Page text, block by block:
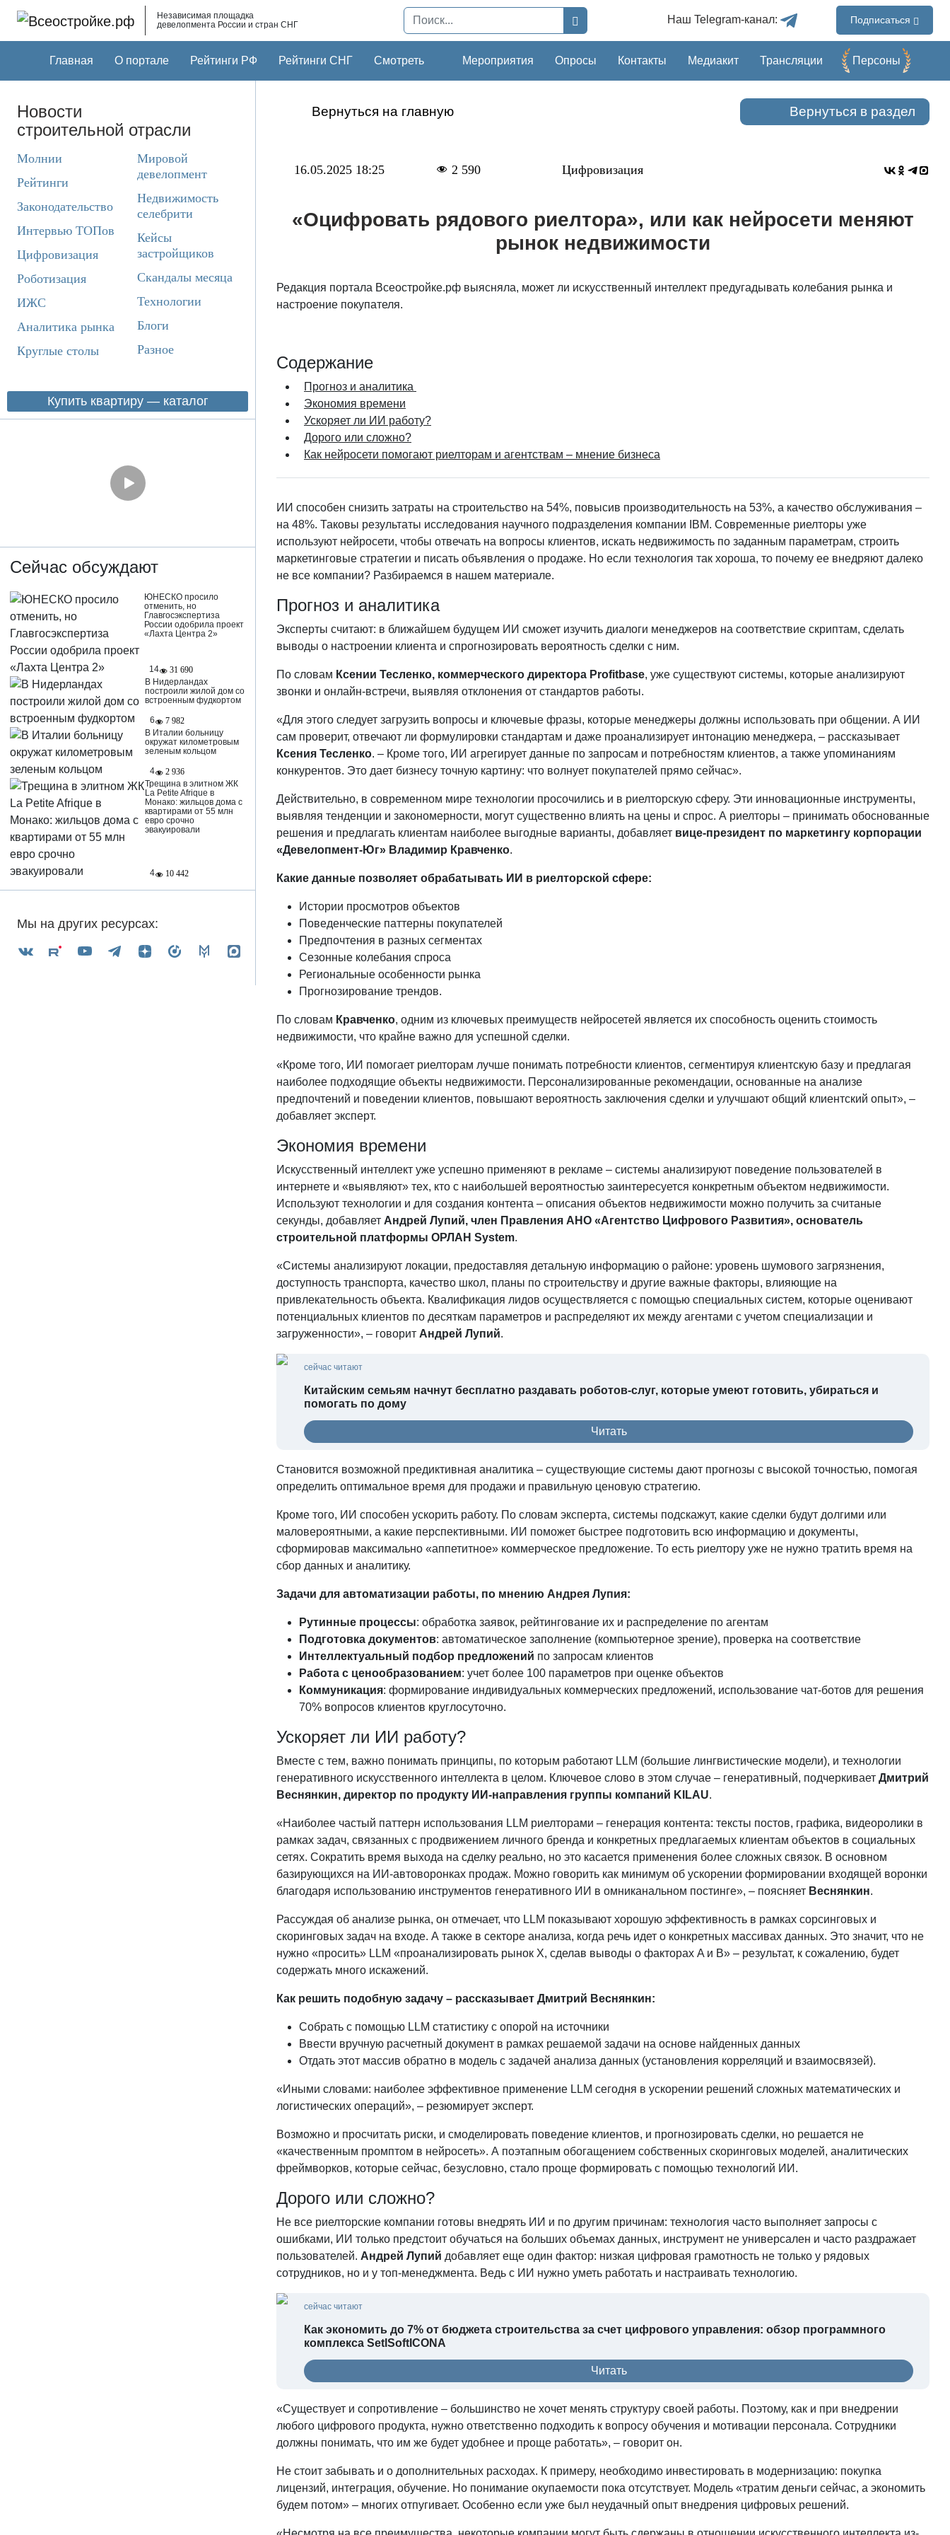
Независимая площадка
девелопмента России и стран СНГ
Наш Telegram-канал: Подписаться
Главная О портале Рейтинги РФ Рейтинги СНГ Смотреть Мероприятия Опросы Контакты Медиакит Трансляции Перcоны
Новости
строительной отрасли
Молнии
Рейтинги
Законодательство
Интервью ТОПов
Цифровизация
Роботизация
ИЖС
Аналитика рынка
Круглые столы
Мировой
девелопмент
Недвижимость
селебрити
Кейсы
застройщиков
Скандалы месяца
Технологии
Блоги
Разное
Купить квартиру — каталог
Сейчас обсуждают
ЮНЕСКО просило
отменить, но
Главгосэкспертиза
России одобрила проект
«Лахта Центра 2»
14
31 690
В Нидерландах
построили жилой дом со
встроенным фудкортом
6
7 982
В Италии больницу
окружат километровым
зеленым кольцом
4
2 936
Трещина в элитном ЖК
La Petite Afrique в
Монако: жильцов дома с
квартирами от 55 млн
евро срочно
эвакуировали
4 10 442
Мы на других ресурсах:
Вернуться на главную Вернуться в раздел
16.05.2025 18:25 2 590 Цифровизация
«Оцифровать рядового риелтора», или как нейросети меняют
рынок недвижимости
Редакция портала Всеостройке.рф выясняла, может ли искусственный интеллект предугадывать колебания рынка и
настроение покупателя.
Содержание
Прогноз и аналитика
Экономия времени
Ускоряет ли ИИ работу?
Дорого или сложно?
Как нейросети помогают риелторам и агентствам – мнение бизнеса
ИИ способен снизить затраты на строительство на 54%, повысив производительность на 53%, а качество обслуживания –
на 48%. Таковы результаты исследования научного подразделения компании IBM. Современные риелторы уже
используют нейросети, чтобы отвечать на вопросы клиентов, искать недвижимость по заданным параметрам, строить
маркетинговые стратегии и писать объявления о продаже. Но если технология так хороша, то почему ее внедряют далеко
не все компании? Разбираемся в нашем материале.
Прогноз и аналитика
Эксперты считают: в ближайшем будущем ИИ сможет изучить диалоги менеджеров на соответствие скриптам, сделать
выводы о настроении клиента и спрогнозировать вероятность сделки с ним.
По словам Ксении Тесленко, коммерческого директора Profitbase, уже существуют системы, которые анализируют
звонки и онлайн-встречи, выявляя отклонения от стандартов работы.
«Для этого следует загрузить вопросы и ключевые фразы, которые менеджеры должны использовать при общении. А ИИ
сам проверит, отвечают ли формулировки стандартам и даже проанализирует интонацию менеджера, – рассказывает
Ксения Тесленко. – Кроме того, ИИ агрегирует данные по запросам и потребностям клиентов, а также упоминаниям
конкурентов. Это дает бизнесу точную картину: что волнует покупателей прямо сейчас».
Действительно, в современном мире технологии просочились и в риелторскую сферу. Эти инновационные инструменты,
выявляя тенденции и закономерности, могут существенно влиять на цены и спрос. А риелторы – принимать обоснованные
решения и предлагать клиентам наиболее выгодные варианты, добавляет вице-президент по маркетингу корпорации
«Девелопмент-Юг» Владимир Кравченко.
Какие данные позволяет обрабатывать ИИ в риелторской сфере:
Истории просмотров объектов
Поведенческие паттерны покупателей
Предпочтения в разных сегментах
Сезонные колебания спроса
Региональные особенности рынка
Прогнозирование трендов.
По словам Кравченко, одним из ключевых преимуществ нейросетей является их способность оценить стоимость
недвижимости, что крайне важно для успешной сделки.
«Кроме того, ИИ помогает риелторам лучше понимать потребности клиентов, сегментируя клиентскую базу и предлагая
наиболее подходящие объекты недвижимости. Персонализированные рекомендации, основанные на анализе
предпочтений и поведении клиентов, повышают вероятность заключения сделки и улучшают общий клиентский опыт», –
добавляет эксперт.
Экономия времени
Искусственный интеллект уже успешно применяют в рекламе – системы анализируют поведение пользователей в
интернете и «выявляют» тех, кто с наибольшей вероятностью заинтересуется конкретным объектом недвижимости.
Используют технологии и для создания контента – описания объектов недвижимости можно получить за считаные
секунды, добавляет Андрей Лупий, член Правления АНО «Агентство Цифрового Развития», основатель
строительной платформы ОРЛАН System.
«Системы анализируют локации, предоставляя детальную информацию о районе: уровень шумового загрязнения,
доступность транспорта, качество школ, планы по строительству и другие важные факторы, влияющие на
привлекательность объекта. Квалификация лидов осуществляется с помощью специальных систем, которые оценивают
потенциальных клиентов по десяткам параметров и распределяют их между агентами с учетом специализации и
загруженности», – говорит Андрей Лупий.
сейчас читают
Китайским семьям начнут бесплатно раздавать роботов-слуг, которые умеют готовить, убираться и
помогать по дому
Читать
Становится возможной предиктивная аналитика – существующие системы дают прогнозы с высокой точностью, помогая
определить оптимальное время для продажи и правильную ценовую стратегию.
Кроме того, ИИ способен ускорить работу. По словам эксперта, системы подскажут, какие сделки будут долгими или
маловероятными, а какие перспективными. ИИ поможет быстрее подготовить всю информацию и документы,
сформировав максимально «аппетитное» коммерческое предложение. То есть риелтору уже не нужно тратить время на
сбор данных и аналитику.
Задачи для автоматизации работы, по мнению Андрея Лупия:
Рутинные процессы: обработка заявок, рейтингование их и распределение по агентам
Подготовка документов: автоматическое заполнение (компьютерное зрение), проверка на соответствие
Интеллектуальный подбор предложений по запросам клиентов
Работа с ценообразованием: учет более 100 параметров при оценке объектов
Коммуникация: формирование индивидуальных коммерческих предложений, использование чат-ботов для решения
70% вопросов клиентов круглосуточно.
Ускоряет ли ИИ работу?
Вместе с тем, важно понимать принципы, по которым работают LLM (большие лингвистические модели), и технологии
генеративного искусственного интеллекта в целом. Ключевое слово в этом случае – генеративный, подчеркивает Дмитрий
Веснянкин, директор по продукту ИИ-направления группы компаний KILAU.
«Наиболее частый паттерн использования LLM риелторами – генерация контента: тексты постов, графика, видеоролики в
рамках задач, связанных с продвижением личного бренда и конкретных предлагаемых клиентам объектов в социальных
сетях. Сократить время выхода на сделку реально, но это касается применения более сложных связок. В основном
базирующихся на ИИ-автоворонках продаж. Можно говорить как минимум об ускорении формировании входящей воронки
благодаря использованию инструментов генеративного ИИ в омниканальном постинге», – поясняет Веснянкин.
Рассуждая об анализе рынка, он отмечает, что LLM показывают хорошую эффективность в рамках сорсинговых и
скоринговых задач на входе. А также в секторе анализа, когда речь идет о конкретных массивах данных. Это значит, что не
нужно «просить» LLM «проанализировать рынок X, сделав выводы о факторах A и B» – результат, к сожалению, будет
содержать много искажений.
Как решить подобную задачу – рассказывает Дмитрий Веснянкин:
Собрать с помощью LLM статистику с опорой на источники
Ввести вручную расчетный документ в рамках решаемой задачи на основе найденных данных
Отдать этот массив обратно в модель с задачей анализа данных (установления корреляций и взаимосвязей).
«Иными словами: наиболее эффективное применение LLM сегодня в ускорении решений сложных математических и
логистических операций», – резюмирует эксперт.
Возможно и просчитать риски, и смоделировать поведение клиентов, и прогнозировать сделки, но решается не
«качественным промптом в нейросеть». А поэтапным обогащением собственных скоринговых моделей, аналитических
фреймворков, которые сейчас, безусловно, стало проще формировать с помощью технологий ИИ.
Дорого или сложно?
Не все риелторские компании готовы внедрять ИИ и по другим причинам: технология часто выполняет запросы с
ошибками, ИИ только предстоит обучаться на больших объемах данных, инструмент не универсален и часто раздражает
пользователей. Андрей Лупий добавляет еще один фактор: низкая цифровая грамотность не только у рядовых
сотрудников, но и у топ-менеджмента. Ведь с ИИ нужно уметь работать и настраивать технологию.
сейчас читают
Как экономить до 7% от бюджета строительства за счет цифрового управления: обзор программного
комплекса SetlSoftICONA
Читать
«Существует и сопротивление – большинство не хочет менять структуру своей работы. Поэтому, как и при внедрении
любого цифрового продукта, нужно ответственно подходить к вопросу обучения и мотивации персонала. Сотрудники
должны понимать, что им же будет удобнее и проще работать», – говорит он.
Не стоит забывать и о дополнительных расходах. К примеру, необходимо инвестировать в модернизацию: покупка
лицензий, интеграция, обучение. Но понимание окупаемости пока отсутствует. Модель «тратим деньги сейчас, а экономить
будем потом» – многих отпугивает. Особенно если уже был неудачный опыт внедрения цифровых решений.